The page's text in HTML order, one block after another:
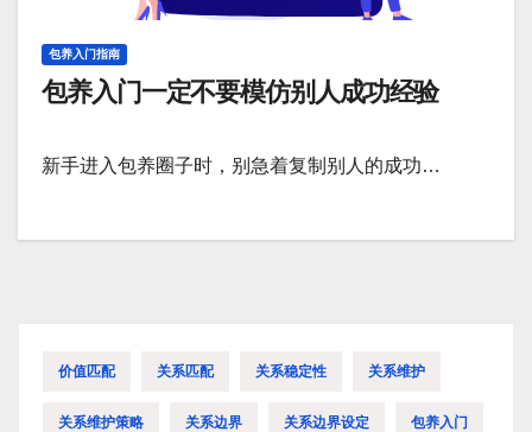
包养入门指南
包养入门一定不要模仿别人成功经验
新手进入包养圈子时，别急着复制别人的成功…
价值匹配 关系匹配 关系稳定性 关系维护
关系维护策略 关系边界 关系边界设定 包养入门